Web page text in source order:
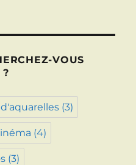
VOUS
?
(3)
(4)
(3)